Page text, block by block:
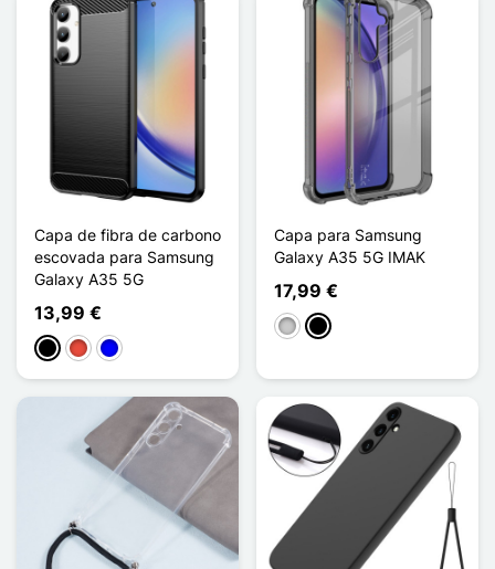
Capa de fibra de carbono
escovada para Samsung
Galaxy A35 5G
13,99 €
PretoVermelho
Azul
Capa para Samsung
Galaxy A35 5G IMAK
17,99 €
Transparente
Noir Transparent